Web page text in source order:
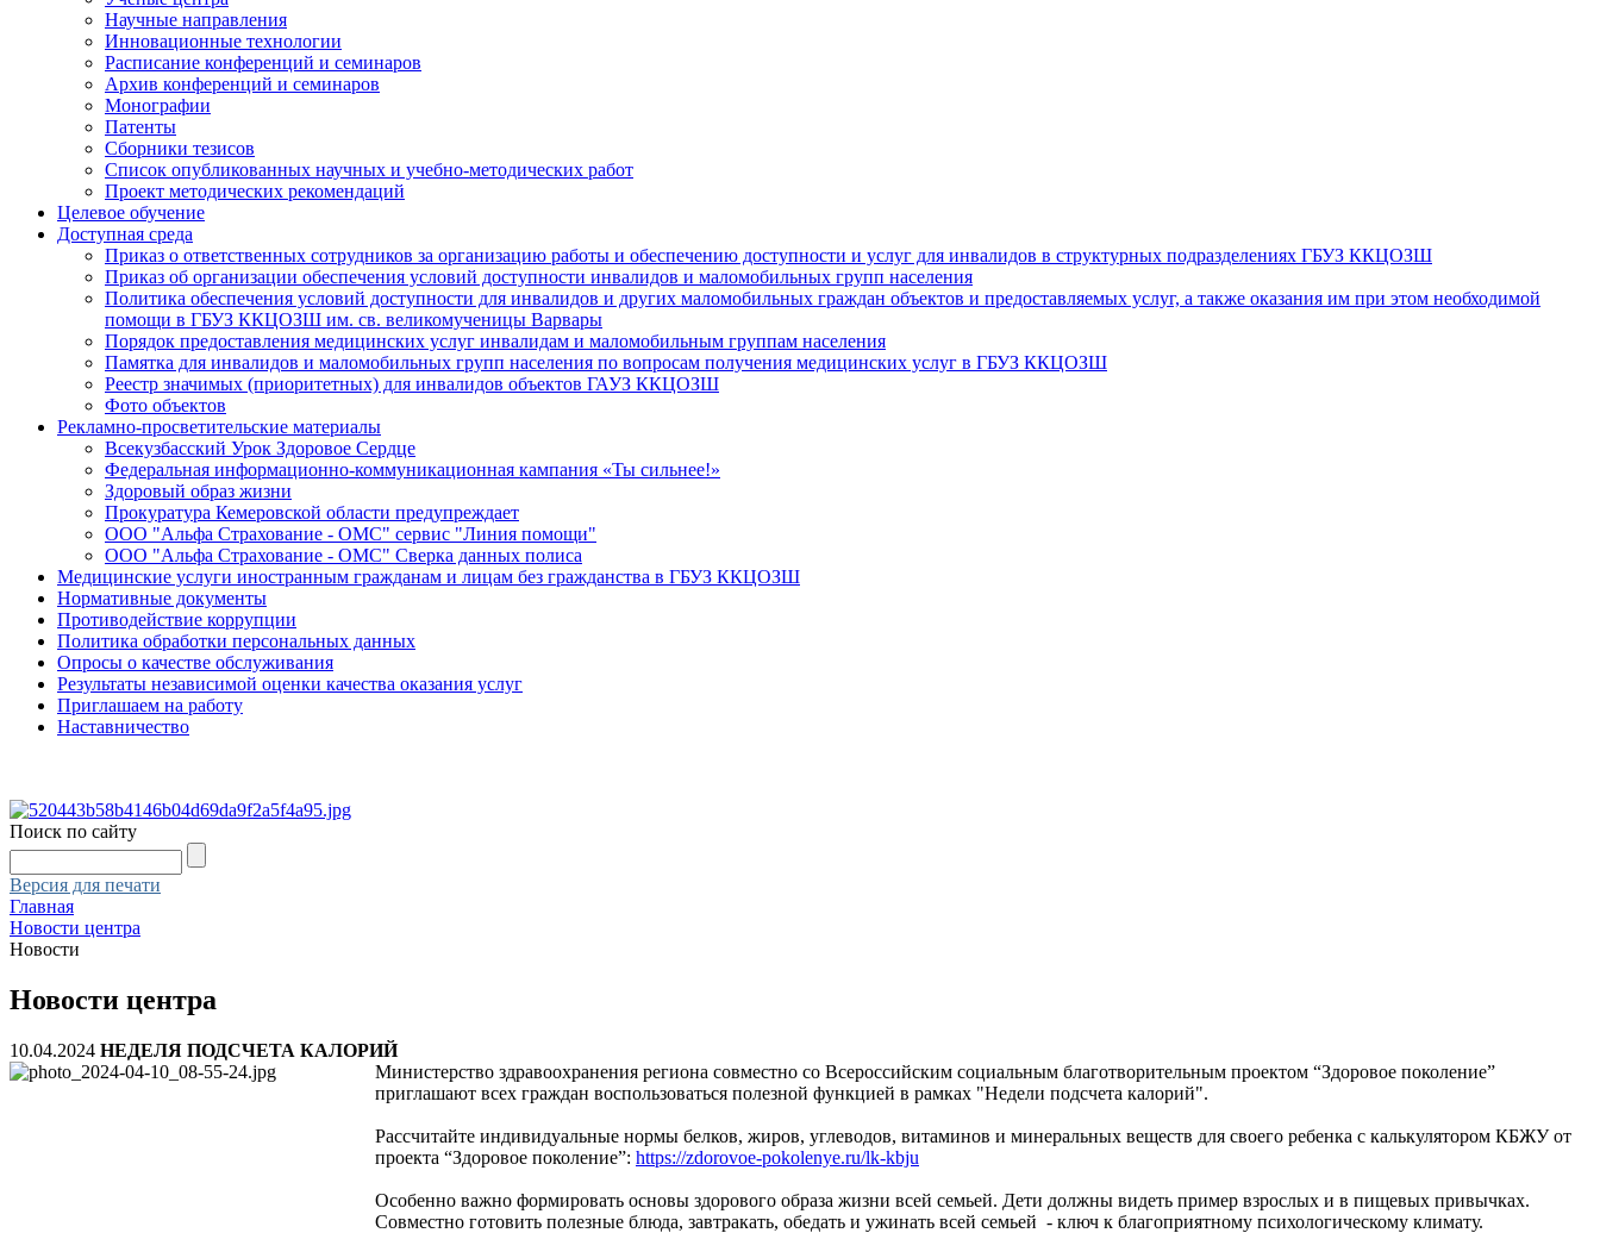
Научные направления
Инновационные технологии
Расписание конференций и семинаров
Архив конференций и семинаров
Монографии
Патенты
Сборники тезисов
Список опубликованных научных и учебно-методических работ
Проект методических рекомендаций
Целевое обучение
Доступная среда
Приказ о ответственных сотрудников за организацию работы и обеспечению доступности и услуг для инвалидов в структурных подразделениях ГБУЗ ККЦОЗШ
Приказ об организации обеспечения условий доступности инвалидов и маломобильных групп населения
Политика обеспечения условий доступности для инвалидов и других маломобильных граждан объектов и предоставляемых услуг, а также оказания им при этом необходимой
помощи в ГБУЗ ККЦОЗШ им. св. великомученицы Варвары
Порядок предоставления медицинских услуг инвалидам и маломобильным группам населения
Памятка для инвалидов и маломобильных групп населения по вопросам получения медицинских услуг в ГБУЗ ККЦОЗШ
Реестр значимых (приоритетных) для инвалидов объектов ГАУЗ ККЦОЗШ
Фото объектов
Рекламно-просветительские материалы
Всекузбасский Урок Здоровое Сердце
Федеральная информационно-коммуникационная кампания «Ты сильнее!»
Здоровый образ жизни
Прокуратура Кемеровской области предупреждает
ООО "Альфа Страхование - ОМС" сервис "Линия помощи"
ООО "Альфа Страхование - ОМС" Сверка данных полиса
Медицинские услуги иностранным гражданам и лицам без гражданства в ГБУЗ ККЦОЗШ
Нормативные документы
Противодействие коррупции
Политика обработки персональных данных
Опросы о качестве обслуживания
Результаты независимой оценки качества оказания услуг
Приглашаем на работу
Наставничество
Поиск по сайту
Версия для печати
Главная
Новости центра
Новости
Новости центра
10.04.2024 НЕДЕЛЯ ПОДСЧЕТА КАЛОРИЙ
Министерство здравоохранения региона совместно со Всероссийским социальным благотворительным проектом “Здоровое поколение”
приглашают всех граждан воспользоваться полезной функцией в рамках "Недели подсчета калорий".
Рассчитайте индивидуальные нормы белков, жиров, углеводов, витаминов и минеральных веществ для своего ребенка с калькулятором КБЖУ от
проекта “Здоровое поколение”: https://zdorovoe-pokolenye.ru/lk-kbju
Особенно важно формировать основы здорового образа жизни всей семьей. Дети должны видеть пример взрослых и в пищевых привычках.
Совместно готовить полезные блюда, завтракать, обедать и ужинать всей семьей - ключ к благоприятному психологическому климату.